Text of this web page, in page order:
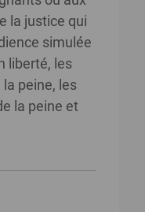
la justice qui
simulée
liberté, les
peine, les
la peine et